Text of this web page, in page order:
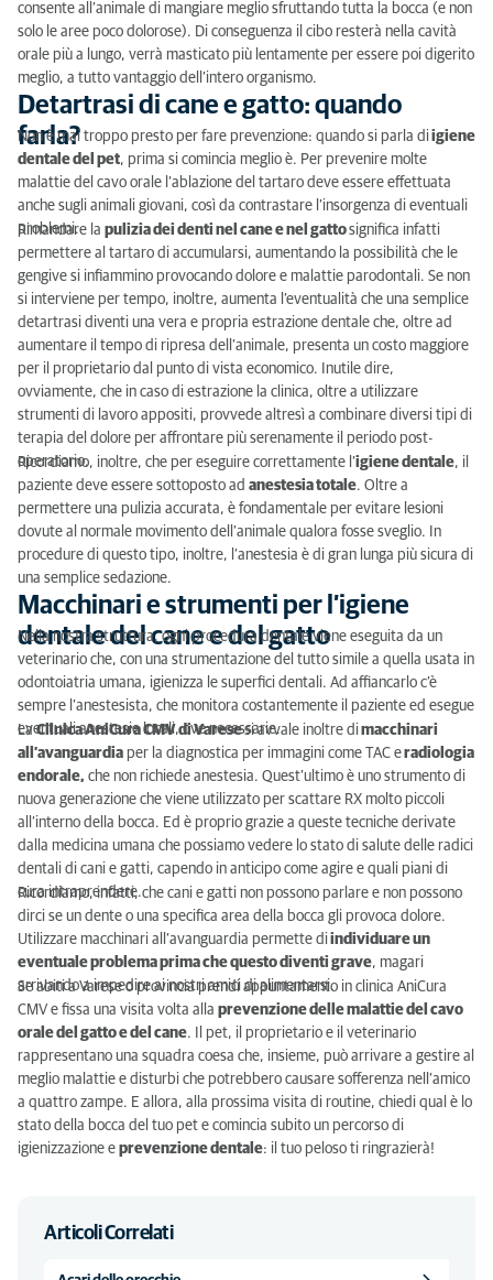
consente all’animale di mangiare meglio sfruttando tutta la bocca (e non
solo le aree poco dolorose). Di conseguenza il cibo resterà nella cavità
orale più a lungo, verrà masticato più lentamente per essere poi digerito
meglio, a tutto vantaggio dell’intero organismo.
Detartrasi di cane e gatto: quando
farla?
Non è mai troppo presto per fare prevenzione: quando si parla diigiene
dentale del pet, prima si comincia meglio è. Per prevenire molte
malattie del cavo orale l’ablazione del tartaro deve essere effettuata
anche sugli animali giovani, così da contrastare l’insorgenza di eventuali
problemi.
Rimandare la pulizia dei denti nel cane e nel gattosignifica infatti
permettere al tartaro di accumularsi, aumentando la possibilità che le
gengive si infiammino provocando dolore e malattie parodontali. Se non
si interviene per tempo, inoltre, aumenta l’eventualità che una semplice
detartrasi diventi una vera e propria estrazione dentale che, oltre ad
aumentare il tempo di ripresa dell’animale, presenta un costo maggiore
per il proprietario dal punto di vista economico. Inutile dire,
ovviamente, che in caso di estrazione la clinica, oltre a utilizzare
strumenti di lavoro appositi, provvede altresì a combinare diversi tipi di
terapia del dolore per affrontare più serenamente il periodo post-
operatorio.
Ricordiamo, inoltre, che per eseguire correttamente l’igiene dentale, il
paziente deve essere sottoposto ad anestesia totale. Oltre a
permettere una pulizia accurata, è fondamentale per evitare lesioni
dovute al normale movimento dell’animale qualora fosse sveglio. In
procedure di questo tipo, inoltre, l’anestesia è di gran lunga più sicura di
una semplice sedazione.
Macchinari e strumenti per l’igiene
dentale del cane e del gatto
Nella nostra struttura, ogni procedura dentale viene eseguita da un
veterinario che, con una strumentazione del tutto simile a quella usata in
odontoiatria umana, igienizza le superfici dentali. Ad affiancarlo c’è
sempre l’anestesista, che monitora costantemente il paziente ed esegue
eventuali anestesie locali, ove necessarie.
LaClinica AniCura CMV di Varesesi avvale inoltre dimacchinari
all’avanguardia per la diagnostica per immagini come TAC eradiologia
endorale, che non richiede anestesia. Quest’ultimo è uno strumento di
nuova generazione che viene utilizzato per scattare RX molto piccoli
all’interno della bocca. Ed è proprio grazie a queste tecniche derivate
dalla medicina umana che possiamo vedere lo stato di salute delle radici
dentali di cani e gatti, capendo in anticipo come agire e quali piani di
cura intraprendere.
Ricordiamo, infatti, che cani e gatti non possono parlare e non possono
dirci se un dente o una specifica area della bocca gli provoca dolore.
Utilizzare macchinari all’avanguardia permette diindividuare un
eventuale problema prima che questo diventi grave, magari
arrivando a impedire ai nostri amici di alimentarsi.
Se abiti a Varese o provincia prendi appuntamento in clinica AniCura
CMV e fissa una visita volta alla prevenzione delle malattie del cavo
orale del gatto e del cane. Il pet, il proprietario e il veterinario
rappresentano una squadra coesa che, insieme, può arrivare a gestire al
meglio malattie e disturbi che potrebbero causare sofferenza nell’amico
a quattro zampe. E allora, alla prossima visita di routine, chiedi qual è lo
stato della bocca del tuo pet e comincia subito un percorso di
igienizzazione e prevenzione dentale: il tuo peloso ti ringrazierà!
Articoli Correlati